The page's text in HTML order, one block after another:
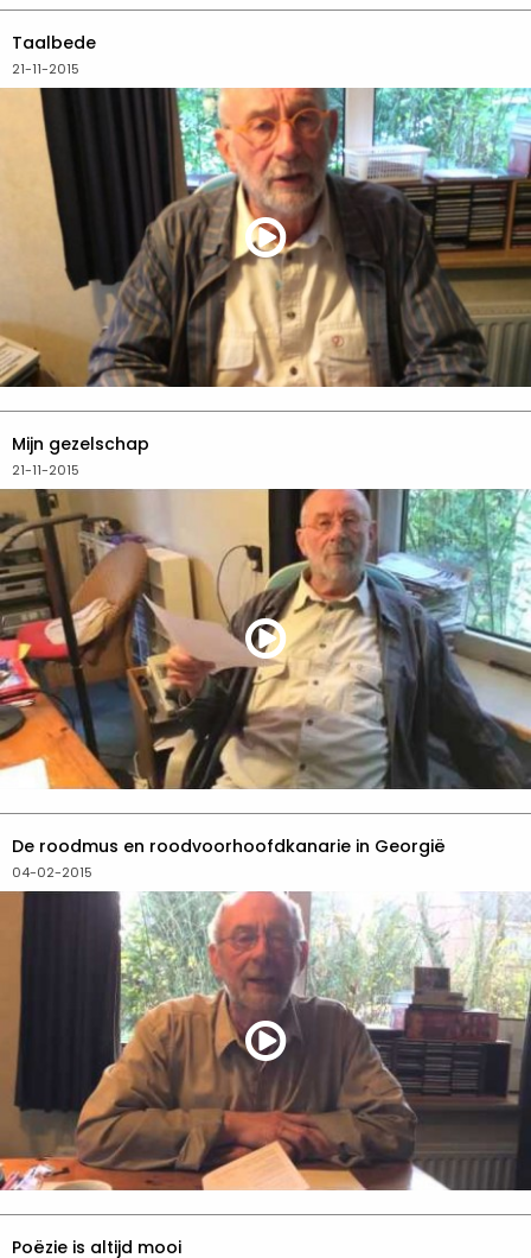
Taalbede
21-11-2015
Mijn gezelschap
21-11-2015
De roodmus en roodvoorhoofdkanarie in Georgië
04-02-2015
Poëzie is altijd mooi